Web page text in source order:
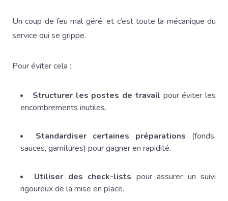
Un coup de feu mal géré, et c’est toute la mécanique du
service qui se grippe.
Pour éviter cela :
Structurer les postes de travail pour éviter les
encombrements inutiles.
Standardiser certaines préparations (fonds,
sauces, garnitures) pour gagner en rapidité.
Utiliser des check-lists pour assurer un suivi
rigoureux de la mise en place.